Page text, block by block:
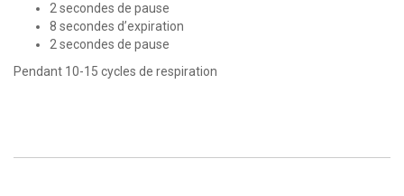
2 secondes de pause
8 secondes d’expiration
2 secondes de pause
Pendant 10-15 cycles de respiration